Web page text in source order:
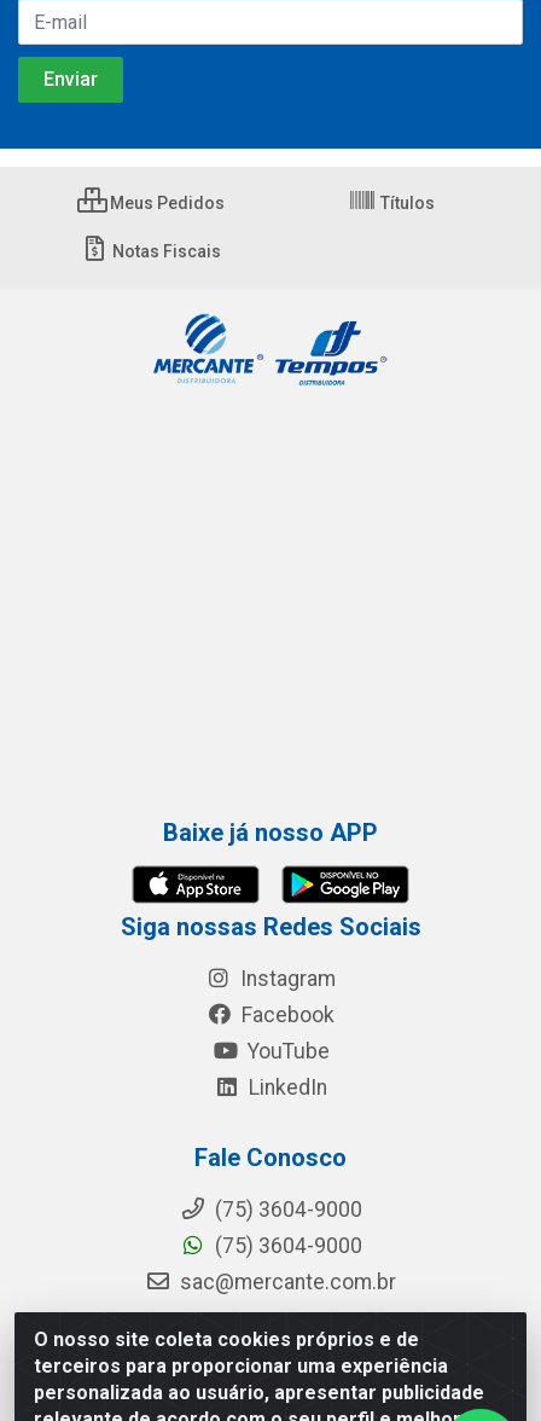
O nosso site coleta cookies próprios e de
terceiros para proporcionar uma experiência
personalizada ao usuário, apresentar publicidade
Meus Pedidos Títulos
Notas Fiscais
Baixe já nosso APP
Siga nossas Redes Sociais
Instagram
Facebook
YouTube
LinkedIn
Fale Conosco
(75) 3604-9000
(75) 3604-9000
sac@mercante.com.br
Mercante Distribuidora - Rua Mercante, 699 - Aviário, Feira de
Santana/BA - CEP 44.096-218 - CNPJ 96.755.848/0001-08